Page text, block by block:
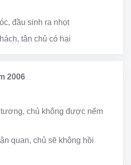
đầu sinh ra nhọt
tân chủ có hại
2006
tương, chủ không được nếm
quan, chủ sẽ không hồi